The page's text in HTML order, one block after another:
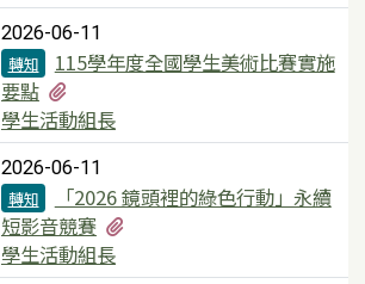
2026-06-11
轉知
115學年度全國學生美術比賽實施
要點
學生活動組長
2026-06-11
轉知
「2026 鏡頭裡的綠色行動」永續
短影音競賽
學生活動組長